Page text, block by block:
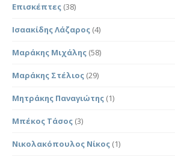
Επισκέπτες (38)
Ισαακίδης Λάζαρος (4)
Μαράκης Μιχάλης (58)
Μαράκης Στέλιος (29)
Μητράκης Παναγιώτης (1)
Μπέκος Τάσος (3)
Νικολακόπουλος Νίκος (1)